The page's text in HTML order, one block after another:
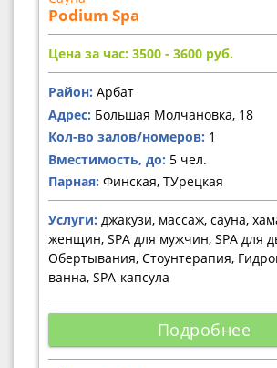
Podium Spa
Цена за час: 3500 - 3600 руб.
Район: Арбат
Адрес: Большая Молчановка, 18
Кол-во залов/номеров: 1
Вместимость, до: 5 чел.
Парная: Финская, ТУрецкая
Услуги: джакузи, массаж, сауна,
женщин, SPA для мужчин, SPA для
Обертывания, Стоунтерапия,
ванна, SPA-капсула
Подробнее